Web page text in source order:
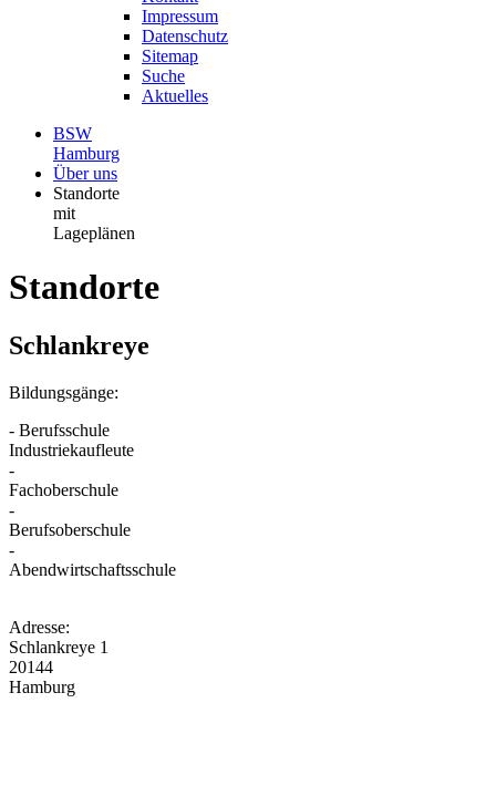
Impressum
Datenschutz
Sitemap
Suche
Aktuelles
BSW
Hamburg
Über uns
Standorte
mit
Lageplänen
Standorte
Schlankreye
Bildungsgänge:
- Berufsschule
Industriekaufleute
-
Fachoberschule
-
Berufsoberschule
-
Abendwirtschaftsschule
Adresse:
Schlankreye 1
20144
Hamburg